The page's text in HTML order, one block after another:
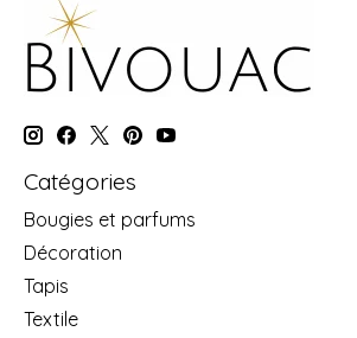
Catégories
Bougies et parfums
Décoration
Tapis
Textile